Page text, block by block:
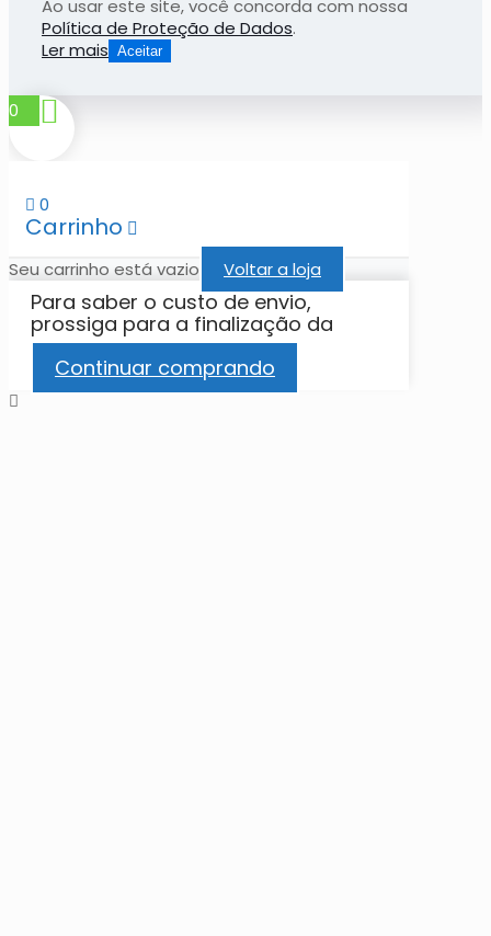
Ao usar este site, você concorda com nossa
Política de Proteção de Dados.
Ler mais Aceitar
0
0
Carrinho
Seu carrinho está vazio Voltar a loja
Para saber o custo de envio,
prossiga para a finalização da
compra.
Continuar comprando